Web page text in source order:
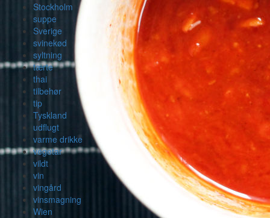
Stockholm
suppe
Sverige
svinekød
syltning
tærte
thai
tilbehør
tip
Tyskland
udflugt
varme drikke
vegetar
vildt
vin
vingård
vinsmagning
Wien